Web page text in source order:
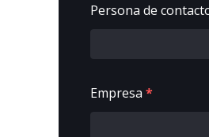
Persona de
Empresa *